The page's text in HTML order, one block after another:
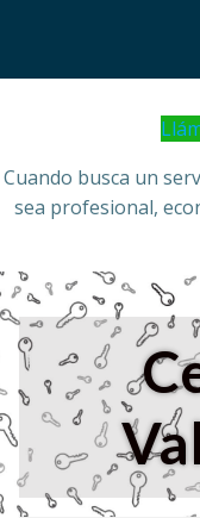
Cuando busca un
sea profesional,